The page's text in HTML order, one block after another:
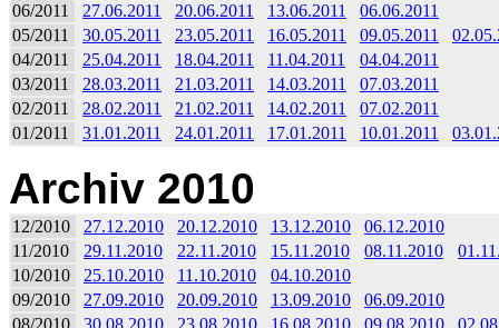
06/2011
27.06.2011 20.06.2011 13.06.2011
06.06.2011
05/2011
30.05.2011 23.05.2011 16.05.2011 09.05.2011
04/2011
25.04.2011 18.04.2011 11.04.2011
04.04.2011
03/2011
28.03.2011 21.03.2011 14.03.2011
07.03.2011
02/2011
28.02.2011 21.02.2011 14.02.2011
07.02.2011
01/2011
31.01.2011 24.01.2011 17.01.2011 10.01.2011
Archiv 2010
12/2010 27.12.2010 20.12.2010 13.12.2010
06.12.2010
11/2010
29.11.2010 22.11.2010 15.11.2010 08.11.2010
10/2010
25.10.2010 11.10.2010
04.10.2010
09/2010
27.09.2010 20.09.2010 13.09.2010
06.09.2010
08/2010
30.08.2010 23.08.2010 16.08.2010 09.08.2010